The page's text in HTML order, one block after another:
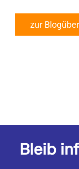
zur
Bleib